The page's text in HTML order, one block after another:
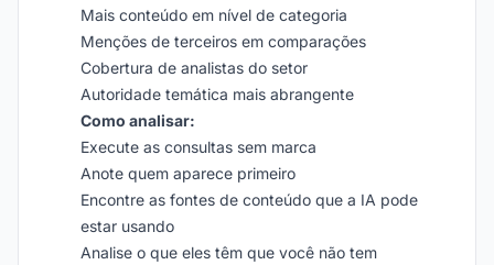
Mais conteúdo em nível de categoria
Menções de terceiros em comparações
Cobertura de analistas do setor
Autoridade temática mais abrangente
Como analisar:
Execute as consultas sem marca
Anote quem aparece primeiro
Encontre as fontes de conteúdo que a IA pode
estar usando
Analise o que eles têm que você não tem